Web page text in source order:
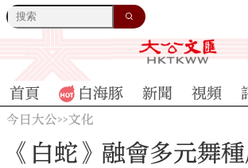
首頁 白海豚 新聞 視頻
今日大公>>文化
《白蛇》融會多元舞